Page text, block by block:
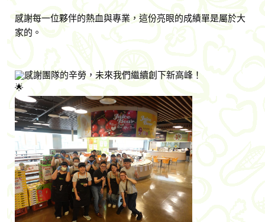
感謝每一位夥伴的熱血與專業，這份亮眼的成績單是屬於大
家的。
感謝團隊的辛勞，未來我們繼續創下新高峰！